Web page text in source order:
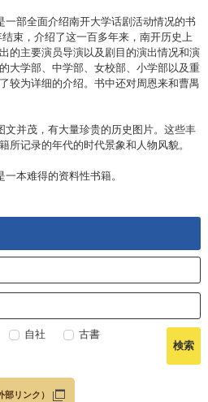
一部全面介绍南开大学话剧活动情况的书
束，介绍了这一百多年来，南开历史上
的主要演员导演以及剧目的演出情况和演
大学部、中学部、女校部、小学部以及重
较为详细的介绍。书中还对周恩来和曹禺
文并茂，有大量珍贵的历史图片。这些丰
所记录的年代的时代景象和人物风貌。
一本难得的资料性书籍。
自社
古書
部リンク）